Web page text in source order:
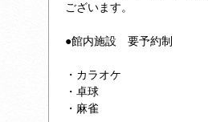
ございます。
●館内施設 要予約制
・カラオケ
・卓球
・麻雀